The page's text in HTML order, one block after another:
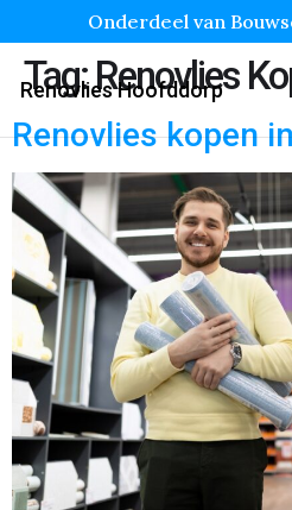
Onderdeel van
Renovlies Hoofddorp
Tag:Renovlies
Renovlies kopen